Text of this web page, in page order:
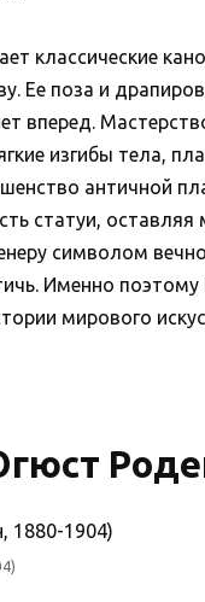
классические
Ее поза и
вперед.
изгибы тела,
античной
статуи,
символом
Именно
мирового